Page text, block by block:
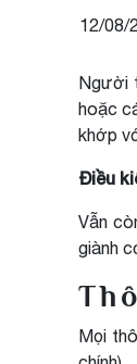
12/08/
Người
hoặc
khớp
Điều
Vẫn
giành
Mọi